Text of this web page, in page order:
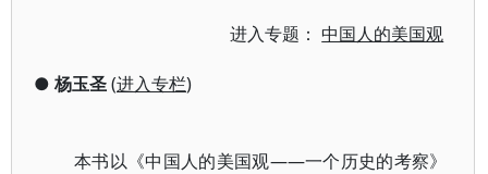
进入专题：中国人的美国观
● 杨玉圣(进入专栏)
本书以《中国人的美国观——一个历史的考察》